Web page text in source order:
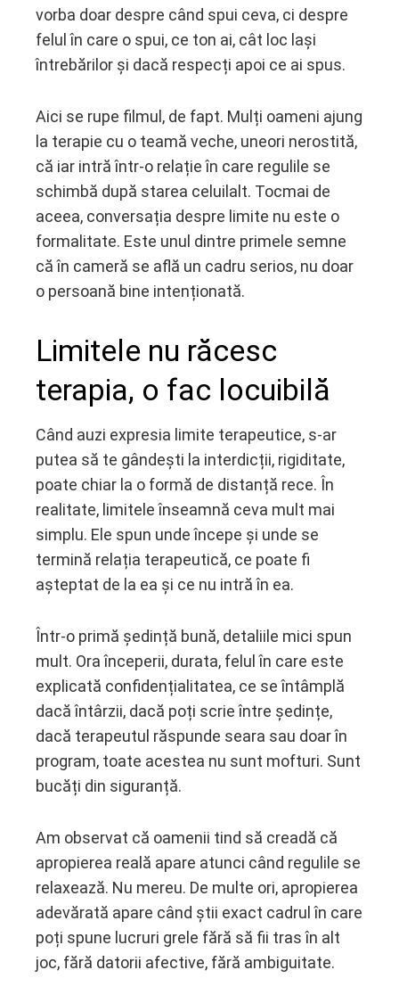
vorba doar despre când spui ceva, ci despre
felul în care o spui, ce ton ai, cât loc lași
întrebărilor și dacă respecți apoi ce ai spus.
Aici se rupe filmul, de fapt. Mulți oameni ajung
la terapie cu o teamă veche, uneori nerostită,
că iar intră într-o relație în care regulile se
schimbă după starea celuilalt. Tocmai de
aceea, conversația despre limite nu este o
formalitate. Este unul dintre primele semne
că în cameră se află un cadru serios, nu doar
o persoană bine intenționată.
Limitele nu răcesc
terapia, o fac locuibilă
Când auzi expresia limite terapeutice, s-ar
putea să te gândești la interdicții, rigiditate,
poate chiar la o formă de distanță rece. În
realitate, limitele înseamnă ceva mult mai
simplu. Ele spun unde începe și unde se
termină relația terapeutică, ce poate fi
așteptat de la ea și ce nu intră în ea.
Într-o primă ședință bună, detaliile mici spun
mult. Ora începerii, durata, felul în care este
explicată confidențialitatea, ce se întâmplă
dacă întârzii, dacă poți scrie între ședințe,
dacă terapeutul răspunde seara sau doar în
program, toate acestea nu sunt mofturi. Sunt
bucăți din siguranță.
Am observat că oamenii tind să creadă că
apropierea reală apare atunci când regulile se
relaxează. Nu mereu. De multe ori, apropierea
adevărată apare când știi exact cadrul în care
poți spune lucruri grele fără să fii tras în alt
joc, fără datorii afective, fără ambiguitate.